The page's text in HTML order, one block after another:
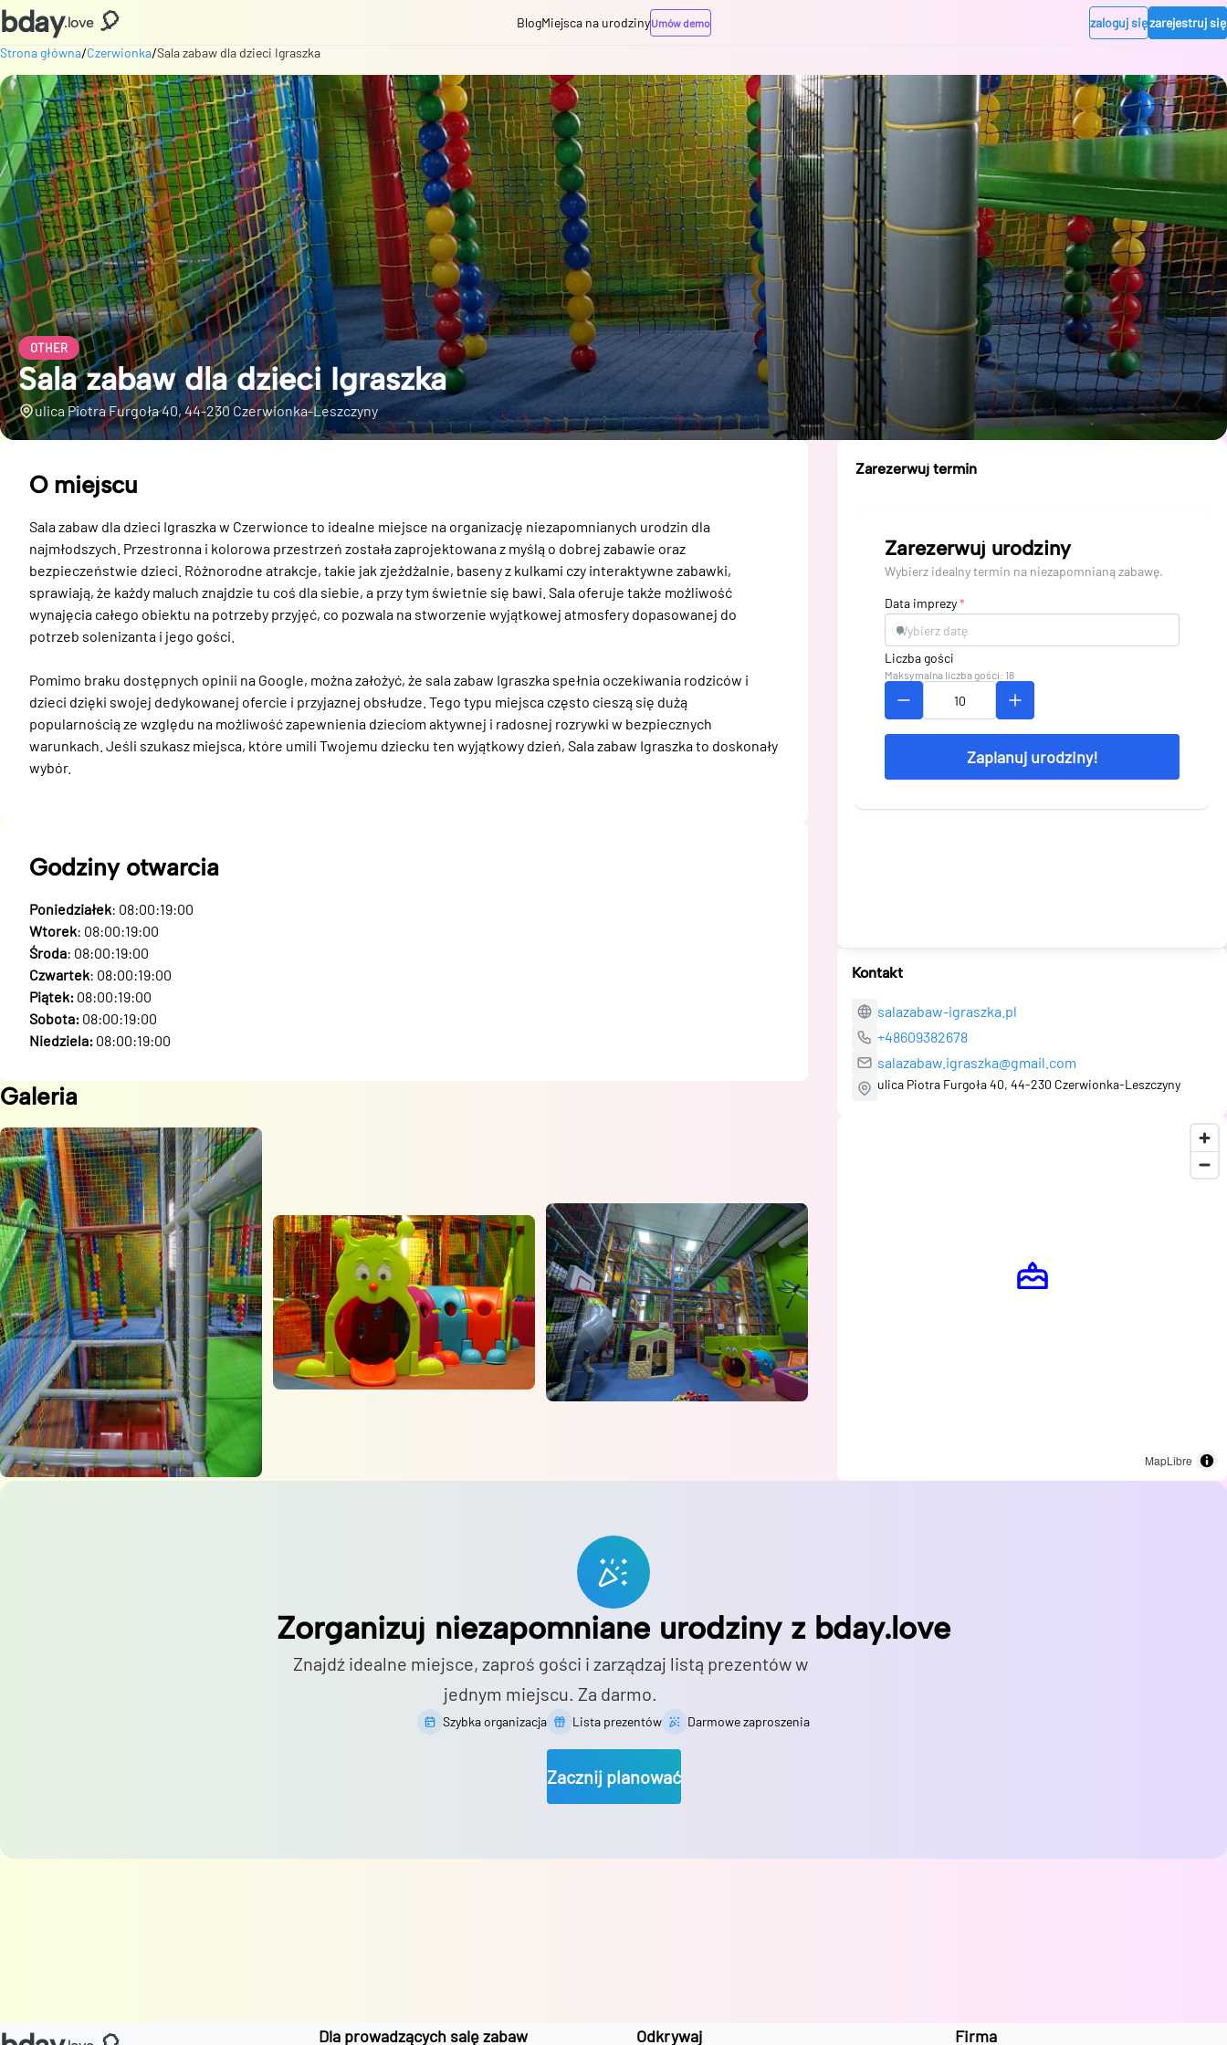
bday.love 🎈 BlogMiejsca na urodzinyUmów demo zaloguj sięzarejestruj się
Strona główna/Czerwionka/Sala zabaw dla dzieci Igraszka
OTHER
Sala zabaw dla dzieci Igraszka
ulica Piotra Furgoła 40, 44-230 Czerwionka-Leszczyny
O miejscu
Sala zabaw dla dzieci Igraszka w Czerwionce to idealne miejsce na organizację niezapomnianych urodzin dla
najmłodszych. Przestronna i kolorowa przestrzeń została zaprojektowana z myślą o dobrej zabawie oraz
bezpieczeństwie dzieci. Różnorodne atrakcje, takie jak zjeżdżalnie, baseny z kulkami czy interaktywne zabawki,
sprawiają, że każdy maluch znajdzie tu coś dla siebie, a przy tym świetnie się bawi. Sala oferuje także możliwość
wynajęcia całego obiektu na potrzeby przyjęć, co pozwala na stworzenie wyjątkowej atmosfery dopasowanej do
potrzeb solenizanta i jego gości.
Pomimo braku dostępnych opinii na Google, można założyć, że sala zabaw Igraszka spełnia oczekiwania rodziców i
dzieci dzięki swojej dedykowanej ofercie i przyjaznej obsłudze. Tego typu miejsca często cieszą się dużą
popularnością ze względu na możliwość zapewnienia dzieciom aktywnej i radosnej rozrywki w bezpiecznych
warunkach. Jeśli szukasz miejsca, które umili Twojemu dziecku ten wyjątkowy dzień, Sala zabaw Igraszka to doskonały
wybór.
Godziny otwarcia
Poniedziałek: 08:00:19:00
Wtorek: 08:00:19:00
Środa: 08:00:19:00
Czwartek: 08:00:19:00
Piątek: 08:00:19:00
Sobota: 08:00:19:00
Niedziela: 08:00:19:00
Galeria
Zarezerwuj termin
Kontakt
salazabaw-igraszka.pl
+48609382678
salazabaw.igraszka@gmail.com
ulica Piotra Furgoła 40, 44-230 Czerwionka-Leszczyny
MapLibre
Zorganizuj niezapomniane urodziny z bday.love
Znajdź idealne miejsce, zaproś gości i zarządzaj listą prezentów w
jednym miejscu. Za darmo.
Szybka organizacja Lista prezentów Darmowe zaproszenia
Zacznij planować
Dla prowadzących salę zabaw Odkrywaj Firma